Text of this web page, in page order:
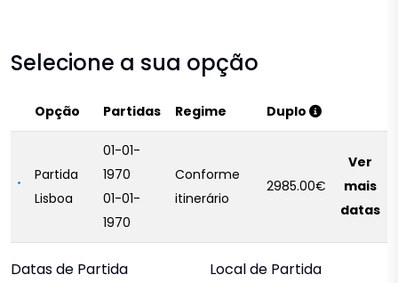
Selecione a sua opção
Opção Partidas Regime Duplo
Partida
Lisboa
01-01-
1970
01-01-
1970
Conforme
itinerário
2985.00€
Ver
mais
datas
Datas de Partida Local de Partida